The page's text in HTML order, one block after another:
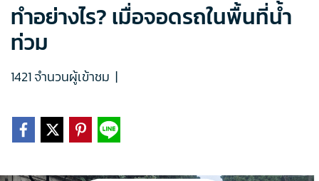
ทำอย่างไร? เมื่อจอดรถในพื้นที่น้ำ
ท่วม
1421 จำนวนผู้เข้าชม |